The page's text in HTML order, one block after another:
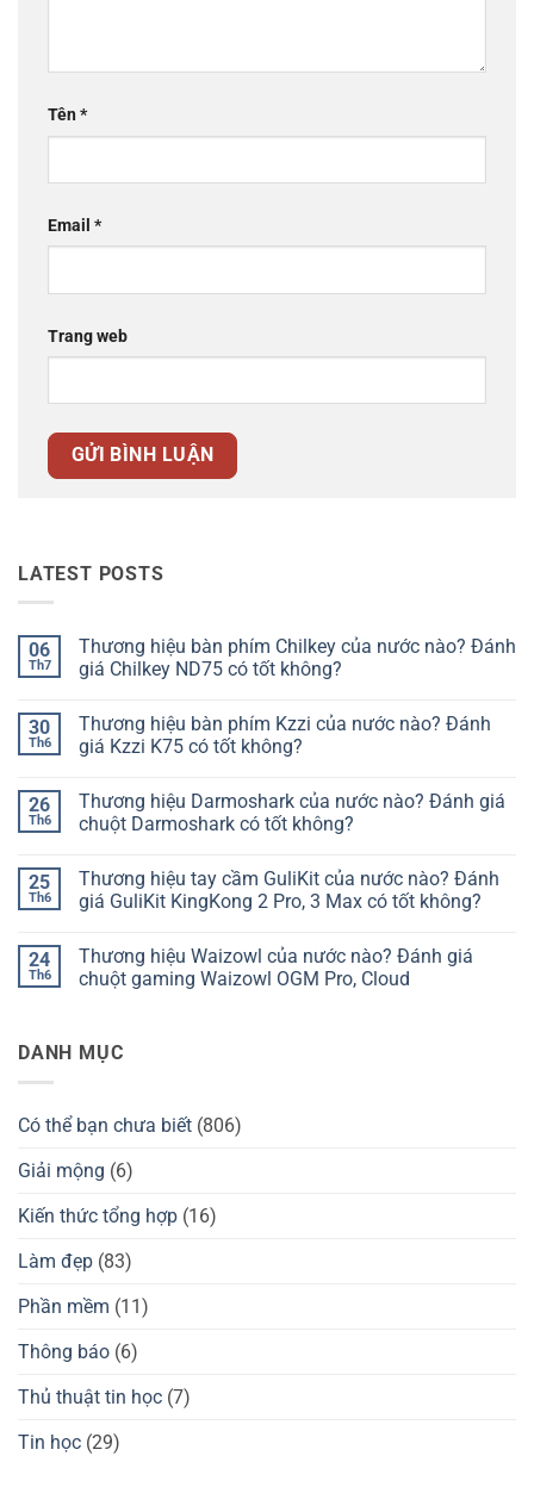
Tên*
Email *
Trang web
LATEST POSTS
06
Th7
Thương hiệu bàn phím Chilkey của nước nào? Đánh
giá Chilkey ND75 có tốt không?
bình
luận
ở
bàn
phím
Chilkey
nào?
Đánh
giá
tốt
không?
30
Th6
Thương hiệu bàn phím Kzzi của nước nào? Đánh
giá Kzzi K75 có tốt không?
bình
luận
ở
bàn
phím
Kzzi
nào?
Đánh
giá
tốt
không?
26
Th6
Thương hiệu Darmoshark của nước nào? Đánh giá
chuột Darmoshark có tốt không?
bình
luận
ở
Darmoshark
của
nước
chuột
Darmoshark
25
Th6
Thương hiệu tay cầm GuliKit của nước nào? Đánh
giá GuliKit KingKong 2 Pro, 3 Max có tốt không?
bình
luận
ở
cầm
GuliKit
Đánh
KingKong
3
tốt
24
Th6
Thương hiệu Waizowl của nước nào? Đánh giá
chuột gaming Waizowl OGM Pro, Cloud
luận
của
Đánh
gaming
OGM
Pro,
DANH MỤC
Có thể bạn chưa biết (806)
Giải mộng (6)
Kiến thức tổng hợp (16)
Làm đẹp (83)
Phần mềm (11)
Thông báo (6)
Thủ thuật tin học (7)
Tin học (29)